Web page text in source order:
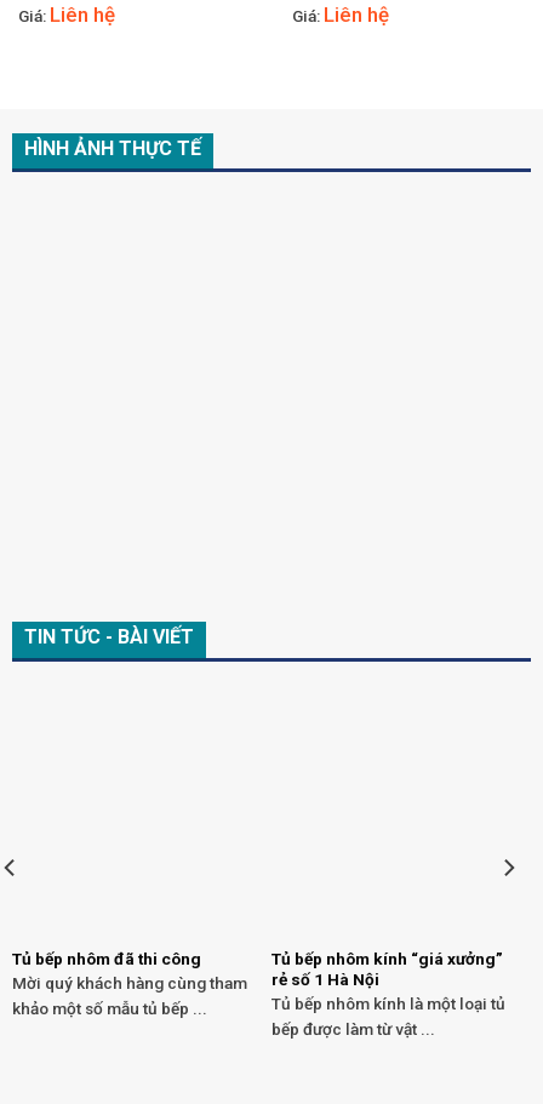
Giá: Liên hệ
Giá: Liên hệ
HÌNH ẢNH THỰC TẾ
TIN TỨC - BÀI VIẾT
Tủ bếp nhôm đã thi công
Mời quý khách hàng cùng tham
khảo một số mẫu tủ bếp ...
Tủ bếp nhôm kính “giá xưởng”
rẻ số 1 Hà Nội
Tủ bếp nhôm kính là một loại tủ
bếp được làm từ vật ...